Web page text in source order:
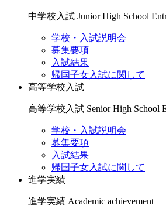
中学校入試 Junior High School
学校・入試説明会
募集要項
入試結果
帰国子女入試に関して
高等学校入試
高等学校入試 Senior High School
学校・入試説明会
募集要項
入試結果
帰国子女入試に関して
進学実績
進学実績 Academic achievement